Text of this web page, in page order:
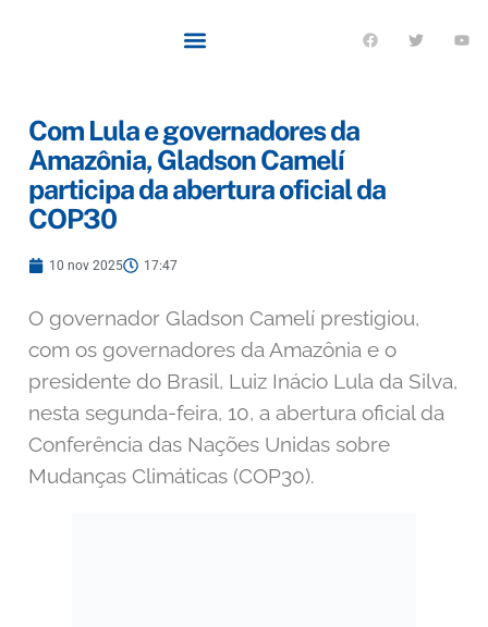
Com Lula e governadores da
Amazônia, Gladson Camelí
participa da abertura oficial da
COP30
10 nov 2025 17:47
O governador Gladson Camelí prestigiou,
com os governadores da Amazônia e o
presidente do Brasil, Luiz Inácio Lula da Silva,
nesta segunda-feira, 10, a abertura oficial da
Conferência das Nações Unidas sobre
Mudanças Climáticas (COP30).